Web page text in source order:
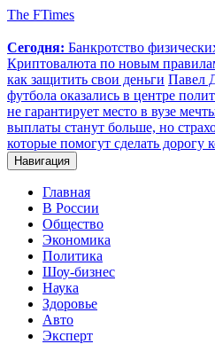
The FTimes
Сегодня: Банкротство
Криптовалюта по новым
как защитить свои деньги Павел
футбола оказались в центре
не гарантирует место в вузе
выплаты станут больше, но
которые помогут сделать дорогу
Навигация
Главная
В России
Общество
Экономика
Политика
Шоу-бизнес
Наука
Здоровье
Авто
Эксперт